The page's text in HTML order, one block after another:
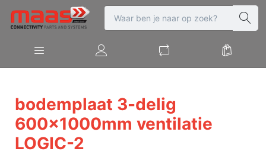
bodemplaat 3-delig
600x1000mm ventilatie
LOGIC-2